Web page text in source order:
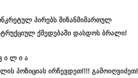
პირებს მიზანმიმართულ
ქმედებაში დასდოს ბრალი!
ი ლ ი ა
პოზიციას ირჩევდეთ!!!! გამოიღვიძეთ!